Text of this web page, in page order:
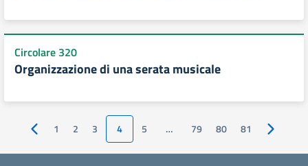
Circolare 320
Organizzazione di una serata musicale
Pagina precedente
1 2 3 4 5 … 79 80 81 Pagina